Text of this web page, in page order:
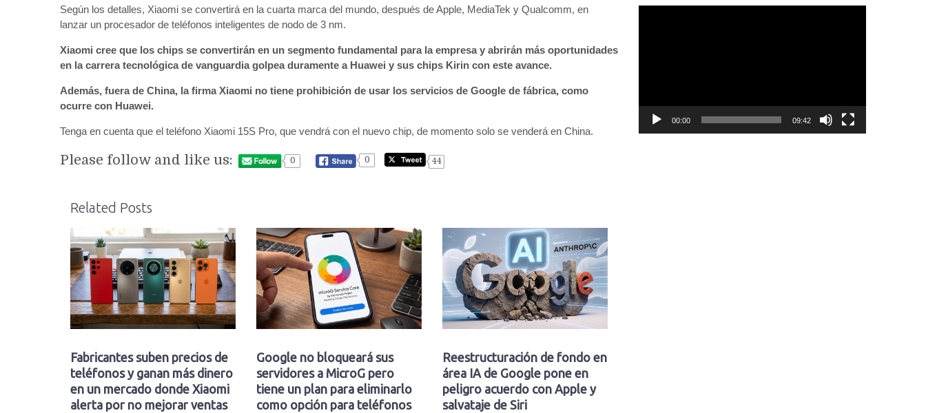
Según los detalles, Xiaomi se convertirá en la cuarta marca del mundo, después de Apple, MediaTek y Qualcomm, en
lanzar un procesador de teléfonos inteligentes de nodo de 3 nm.
Xiaomi cree que los chips se convertirán en un segmento fundamental para la empresa y abrirán más oportunidades
en la carrera tecnológica de vanguardia golpea duramente a Huawei y sus chips Kirin con este avance.
Además, fuera de China, la firma Xiaomi no tiene prohibición de usar los servicios de Google de fábrica, como
ocurre con Huawei.
Tenga en cuenta que el teléfono Xiaomi 15S Pro, que vendrá con el nuevo chip, de momento solo se venderá en China.
Please follow and like us: 0 0 44
Related Posts
Fabricantes suben precios de
teléfonos y ganan más dinero
en un mercado donde Xiaomi
alerta por no mejorar ventas
Google no bloqueará sus
servidores a MicroG pero
tiene un plan para eliminarlo
como opción para teléfonos
Reestructuración de fondo en
área IA de Google pone en
peligro acuerdo con Apple y
salvataje de Siri
00:00 09:42